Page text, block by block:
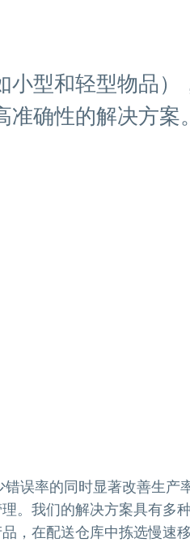
小型和轻型物品）
准确性的解决方案
误率的同时显著改善生产
。我们的解决方案具有多
，在配送仓库中拣选慢速